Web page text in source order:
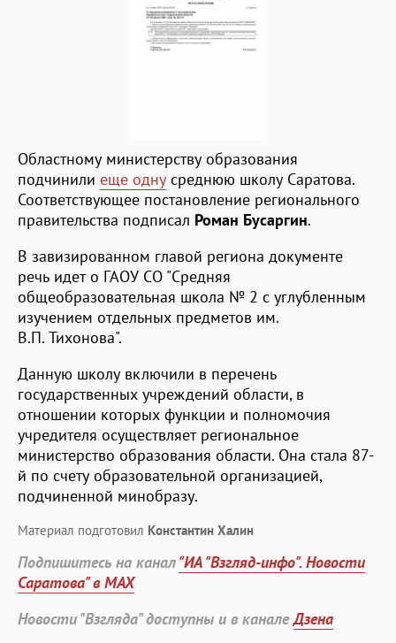
Областному министерству образования
подчинили еще одну среднюю школу Саратова.
Соответствующее постановление регионального
правительства подписал Роман Бусаргин.
В завизированном главой региона документе
речь идет о ГАОУ СО "Средняя
общеобразовательная школа № 2 с углубленным
изучением отдельных предметов им.
В.П. Тихонова".
Данную школу включили в перечень
государственных учреждений области, в
отношении которых функции и полномочия
учредителя осуществляет региональное
министерство образования области. Она стала 87-
й по счету образовательной организацией,
подчиненной минобразу.
Материал подготовил Константин Халин
Подпишитесь на канал"ИА "Взгляд-инфо". Новости
Саратова" в MAX
Новости "Взгляда" доступны и в каналеДзена